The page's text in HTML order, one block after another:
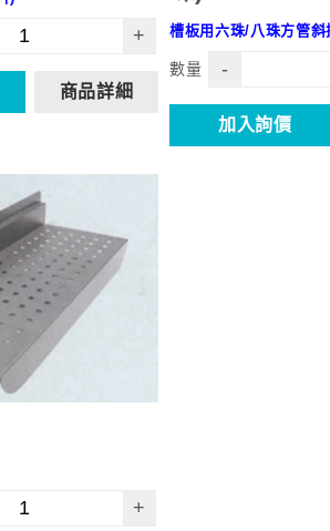
+
商品詳細
槽板用六珠/八珠方管斜
數量 -
加入詢價
+